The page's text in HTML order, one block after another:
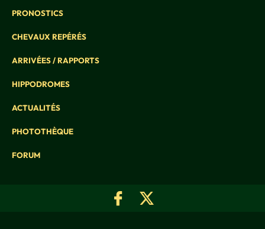
PRONOSTICS
CHEVAUX REPÉRÉS
ARRIVÉES / RAPPORTS
HIPPODROMES
ACTUALITÉS
PHOTOTHÈQUE
FORUM